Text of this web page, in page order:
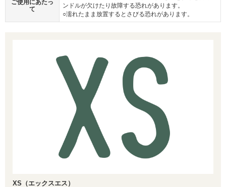
ご使用にあたっ
て
ンドルが欠けたり故障する恐れがあります。
○濡れたまま放置するとさびる恐れがあります。
XS（エックスエス）